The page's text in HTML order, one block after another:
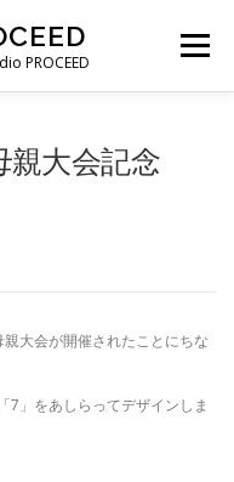
PROCEED
メニュー
親大会記念
大会が開催されたことにちな
7」をあしらってデザインしま